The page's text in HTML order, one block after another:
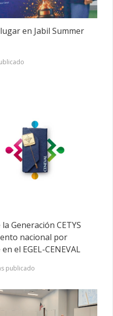
en Jabil Summer
Generación CETYS
nacional por
el EGEL-CENEVAL
publicado